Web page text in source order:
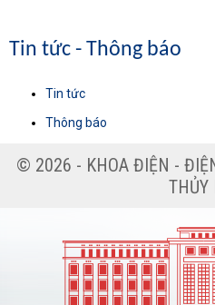
Tin tức - Thông báo
Tin tức
Thông báo
© 2026 - KHOA ĐIỆN - ĐIỆN TỬ - TRƯỜNG ĐẠI HỌC
THỦY